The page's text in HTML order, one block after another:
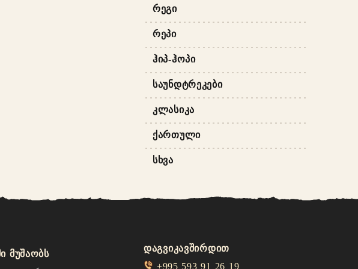
ᲠᲔᲒᲘ
ᲠᲔᲞᲘ
ᲰᲘᲞ-ᲰᲝᲞᲘ
ᲡᲐᲣᲜᲓᲢᲠᲔᲙᲔᲑᲘ
ᲙᲚᲐᲡᲘᲙᲐ
ᲥᲐᲠᲗᲣᲚᲘ
ᲡᲮᲕᲐ
მუშაობს
დაგვიკავშირდით
+995 593 91 26 19